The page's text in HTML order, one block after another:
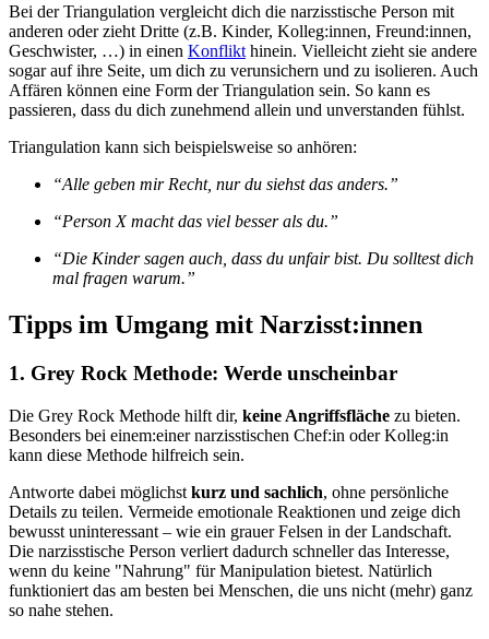
Bei der Triangulation vergleicht dich die narzisstische Person mit
anderen oder zieht Dritte (z.B. Kinder, Kolleg:innen, Freund:innen,
Geschwister, …) in einen Konflikthinein. Vielleicht zieht sie andere
sogar auf ihre Seite, um dich zu verunsichern und zu isolieren. Auch
Affären können eine Form der Triangulation sein. So kann es
passieren, dass du dich zunehmend allein und unverstanden fühlst.
Triangulation kann sich beispielsweise so anhören:
“Alle geben mir Recht, nur du siehst das anders.”
“Person X macht das viel besser als du.”
“Die Kinder sagen auch, dass du unfair bist. Du solltest dich
mal fragen warum.”
Tipps im Umgang mit Narzisst:innen
1. Grey Rock Methode: Werde unscheinbar
Die Grey Rock Methode hilft dir, keine Angriffsfläche zu bieten.
Besonders bei einem:einer narzisstischen Chef:in oder Kolleg:in
kann diese Methode hilfreich sein.
Antworte dabei möglichst kurz und sachlich, ohne persönliche
Details zu teilen. Vermeide emotionale Reaktionen und zeige dich
bewusst uninteressant – wie ein grauer Felsen in der Landschaft.
Die narzisstische Person verliert dadurch schneller das Interesse,
wenn du keine "Nahrung" für Manipulation bietest. Natürlich
funktioniert das am besten bei Menschen, die uns nicht (mehr) ganz
so nahe stehen.